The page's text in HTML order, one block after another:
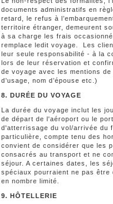
documents administratifs en
retard, le refus à
territoire étranger, demeurent
à sa charge les frais
remplace ledit voyage. Les
leur seule responsabilité - à la
lors de leur réservation et
de voyage avec les mentions
d’usage, nom d’épouse etc.)
8. DURÉE DU VOYAGE
La durée du voyage inclut les
de départ de l'aéroport ou le
d'atterrissage du vol/arrivée du
particulière, compte tenu des
convient de considérer que les
consacrés au transport et ne
séjour. A certaines dates, les
spéciaux pourraient ne pas
en nombre limité.
9. HÔTELLERIE